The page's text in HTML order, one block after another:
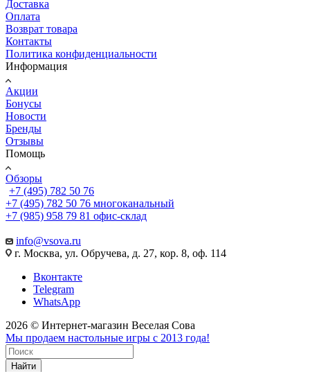
Доставка
Оплата
Возврат товара
Контакты
Политика конфиденциальности
Информация
Акции
Бонусы
Новости
Бренды
Отзывы
Помощь
Обзоры
+7 (495) 782 50 76
+7 (495) 782 50 76 многоканальный
+7 (985) 958 79 81 офис-склад
info@vsova.ru
г. Москва, ул. Обручева, д. 27, кор. 8, оф. 114
Вконтакте
Telegram
WhatsApp
2026 © Интернет-магазин Веселая Сова
Мы продаем настольные игры с 2013 года!
Найти